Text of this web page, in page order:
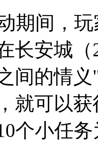
期间，
长安城
间的情
就可以
个小任